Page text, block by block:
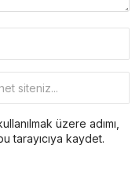
üzere adımı,
tarayıcıya kaydet.